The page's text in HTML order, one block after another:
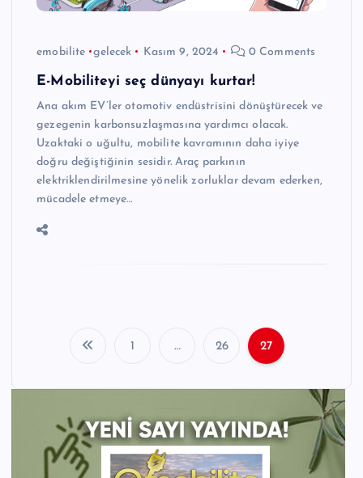
emobilite gelecek Kasım 9, 2024 0 Comments
E-Mobiliteyi seç dünyayı kurtar!
Ana akım EV’ler otomotiv endüstrisini dönüştürecek ve
gezegenin karbonsuzlaşmasına yardımcı olacak.
Uzaktaki o uğultu, mobilite kavramının daha iyiye
doğru değiştiğinin sesidir. Araç parkının
elektriklendirilmesine yönelik zorluklar devam ederken,
mücadele etmeye…
z
1 … 26 27